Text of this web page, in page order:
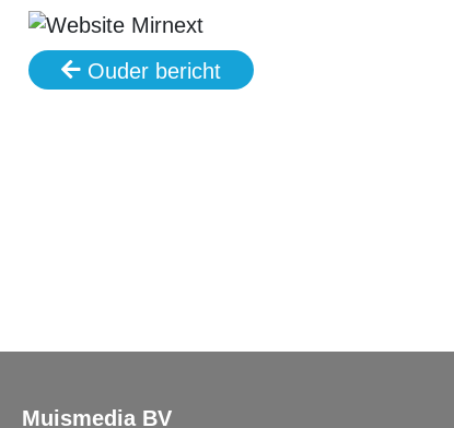
Ouder bericht
Muismedia BV